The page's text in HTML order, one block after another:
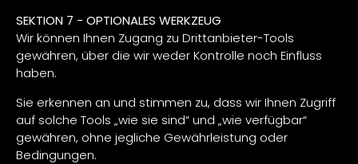
SEKTION 7 - OPTIONALES WERKZEUG
Wir können Ihnen Zugang zu Drittanbieter-Tools
gewähren, über die wir weder Kontrolle noch Einfluss
haben.
Sie erkennen an und stimmen zu, dass wir Ihnen Zugriff
auf solche Tools „wie sie sind“ und „wie verfügbar“
gewähren, ohne jegliche Gewährleistung oder
Bedingungen.